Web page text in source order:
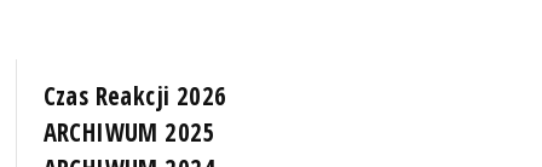
Czas Reakcji 2026
ARCHIWUM 2025